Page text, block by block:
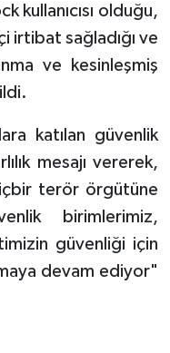
kullanıcısı olduğu,
irtibat sağladığı ve
ve kesinleşmiş
katılan güvenlik
mesajı vererek,
terör örgütüne
birimlerimiz,
güvenliği için
devam ediyor"